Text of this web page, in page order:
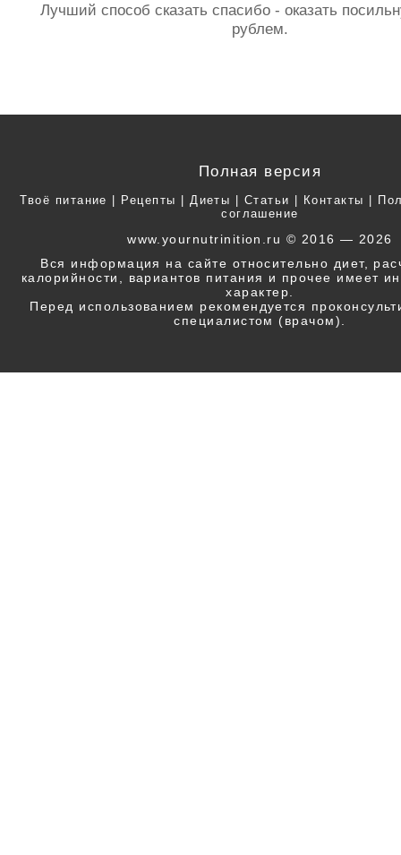
Лучший способ сказать спасибо - оказать
рублем.
Полная версия
Твоё питание | Рецепты | Диеты | Статьи | Контакты |
соглашение
www.yournutrinition.ru © 2016 — 2026
Вся информация на сайте относительно диет,
калорийности, вариантов питания и прочее имеет
характер.
Перед использованием рекомендуется
специалистом (врачом).